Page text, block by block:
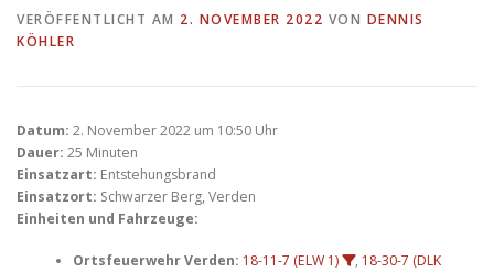
ORTSFEUERWEHREN
KINDER-/JUGENDFEUERWEHR
VERÖFFENTLICHT AM 2. NOVEMBER 2022 VON DENNIS
KÖHLER
Datum: 2. November 2022 um 10:50 Uhr
Dauer: 25 Minuten
Einsatzart: Entstehungsbrand
Einsatzort: Schwarzer Berg, Verden
Einheiten und Fahrzeuge:
Ortsfeuerwehr Verden: 18-11-7 (ELW 1) , 18-30-7 (DLK